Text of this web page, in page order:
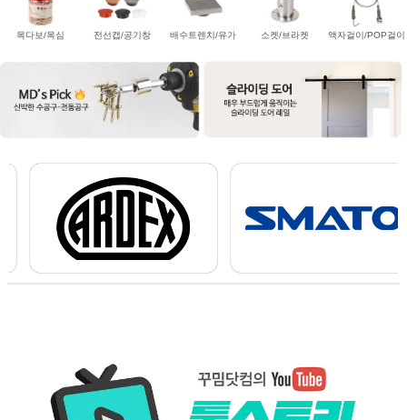
목다보/목심 전선캡/공기창 배수트렌치/유가 소켓/브라켓 액자걸이/POP걸이